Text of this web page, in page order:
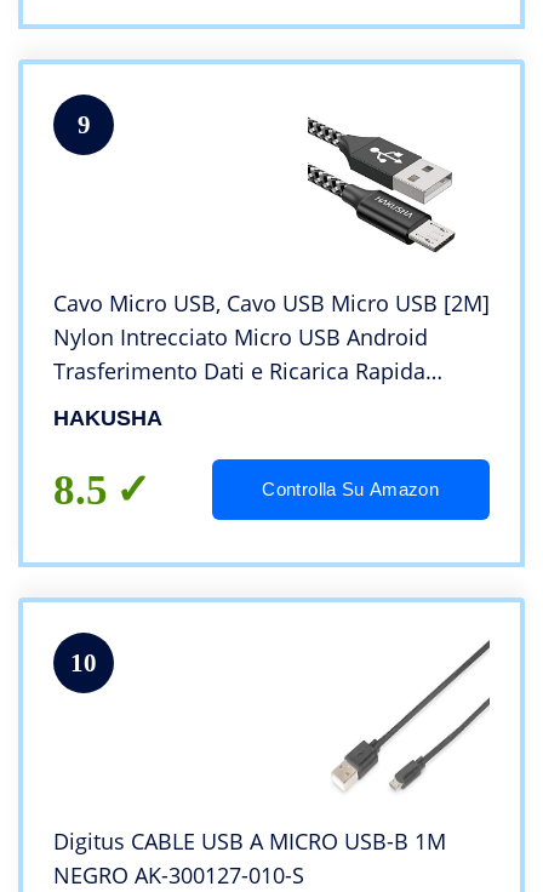
9
Cavo Micro USB, Cavo USB Micro USB [2M]
Nylon Intrecciato Micro USB Android
Trasferimento Dati e Ricarica Rapida
Compatibile con Samsung S5/S6/S7,
HAKUSHA
8.5 Controlla Su Amazon
10
Digitus CABLE USB A MICRO USB-B 1M
NEGRO AK-300127-010-S